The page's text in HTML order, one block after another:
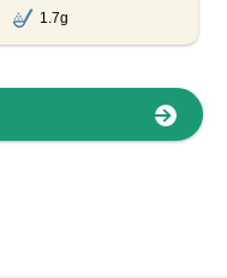
1.7g